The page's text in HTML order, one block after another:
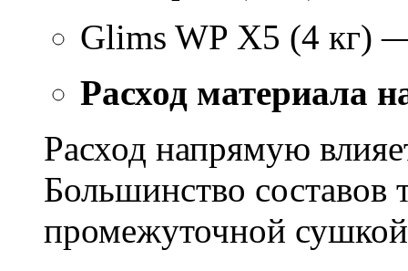
Glims WP X5 (4 кг)
Расход материала
Расход напрямую
Большинство составов
промежуточной